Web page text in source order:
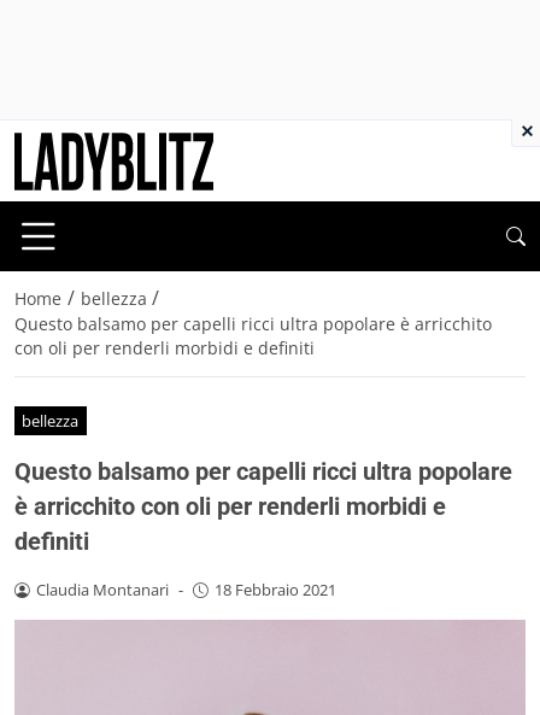
Home / bellezza /
Questo balsamo per capelli ricci ultra popolare è arricchito
con oli per renderli morbidi e definiti
bellezza
Questo balsamo per capelli ricci ultra popolare
è arricchito con oli per renderli morbidi e
definiti
Claudia Montanari - 18 Febbraio 2021
×